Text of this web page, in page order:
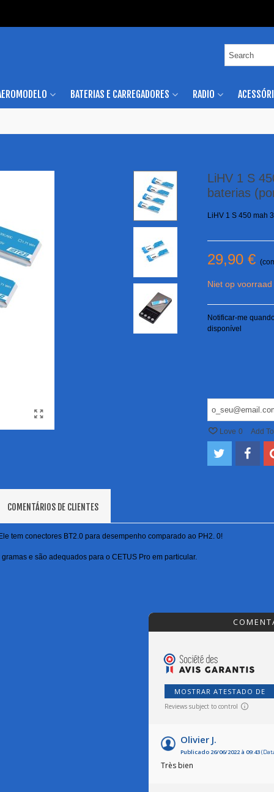
BATERIAS E CARREGADORES RADIO
LiHV 1 S
baterias
LiHV 1 S 450 mah
29,90 €
Niet op voorraad
Notificar-me
disponível
Love 0 Add
COMENTÁRIOS DE CLIENTES
tem conectores BT2.0 para desempenho comparado ao PH2. 0!
e são adequados para o CETUS Pro em particular.
MOSTRAR ATESTADO DE
Reviews subject to control
Olivier J.
Publicado 26/06/2022 à 09:43
Très bien